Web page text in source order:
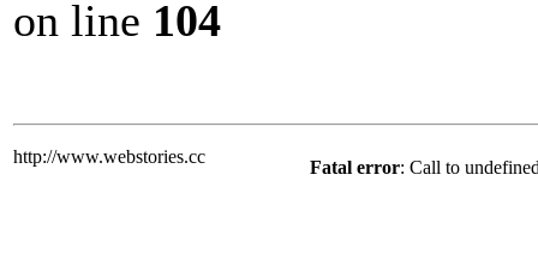
on line 104
http://www.webstories.cc
Fatal error: Call to